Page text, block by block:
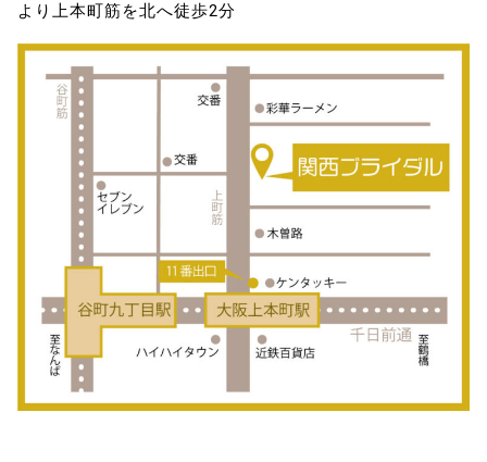
より上本町筋を北へ徒歩2分